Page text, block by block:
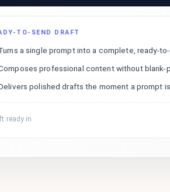
TO-SEND DRAFT
a single prompt into a complete, ready-to-
professional content without blank-
polished drafts the moment a prompt
ready in